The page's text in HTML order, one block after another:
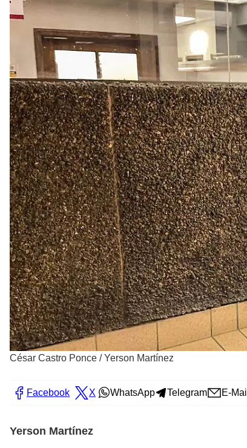
César Castro Ponce /Yerson Martínez
Facebook X WhatsApp Telegram E-Mail
Yerson Martínez